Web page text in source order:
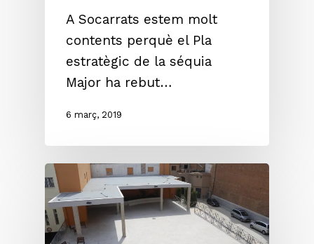
A Socarrats estem molt
contents perquè el Pla
estratègic de la séquia
Major ha rebut…
6 març, 2019